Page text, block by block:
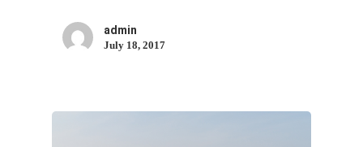
admin
July 18, 2017